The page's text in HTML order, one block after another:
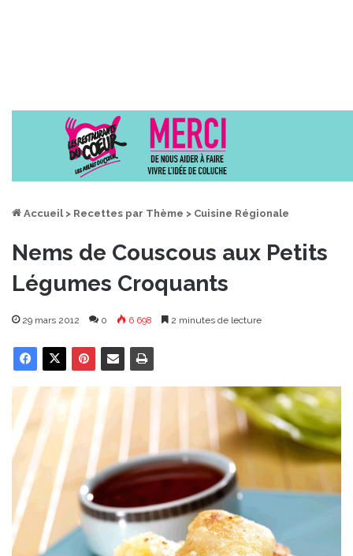
Accueil > Recettes par Thème > Cuisine Régionale
Nems de Couscous aux Petits
Légumes Croquants
29 mars 2012 0 6 698 2 minutes de lecture